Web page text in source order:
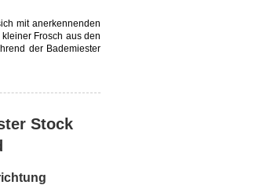
mit anerkennenden
Frosch aus den
der Bademiester
Stock